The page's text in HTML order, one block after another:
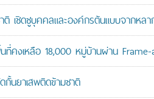
ติ เชิดชูบุคคลและองค์กรต้นแบบจากหล
คงเหลือ 18,000 หมู่บ้านผ่าน
นยาเสพติดข้ามชาติ